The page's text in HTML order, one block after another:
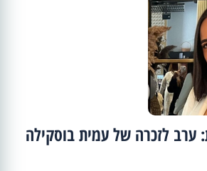
לזכרה של עמית בוסקילה